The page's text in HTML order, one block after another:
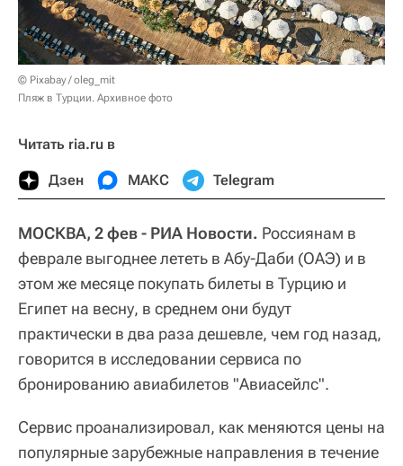
© Pixabay / oleg_mit
Пляж в Турции. Архивное фото
Читать ria.ru в
Дзен МАКС Telegram
МОСКВА, 2 фев - РИА Новости. Россиянам в
феврале выгоднее лететь в Абу-Даби (ОАЭ) и в
этом же месяце покупать билеты в Турцию и
Египет на весну, в среднем они будут
практически в два раза дешевле, чем год назад,
говорится в исследовании сервиса по
бронированию авиабилетов "Авиасейлс".
Сервис проанализировал, как меняются цены на
популярные зарубежные направления в течение